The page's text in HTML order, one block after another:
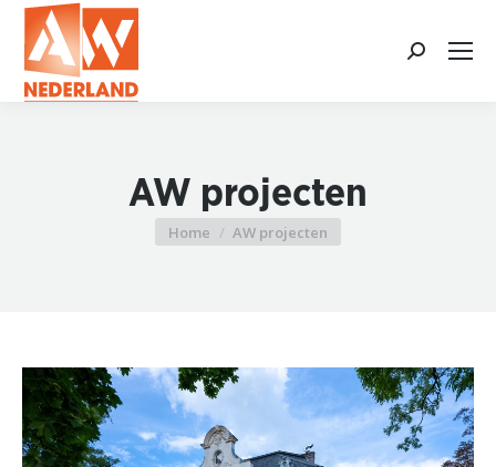
Search:
AW projecten
Je bent hier:
Home AW projecten